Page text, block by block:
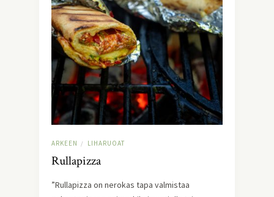
ARKEEN / LIHARUOAT
Rullapizza
”Rullapizza on nerokas tapa valmistaa